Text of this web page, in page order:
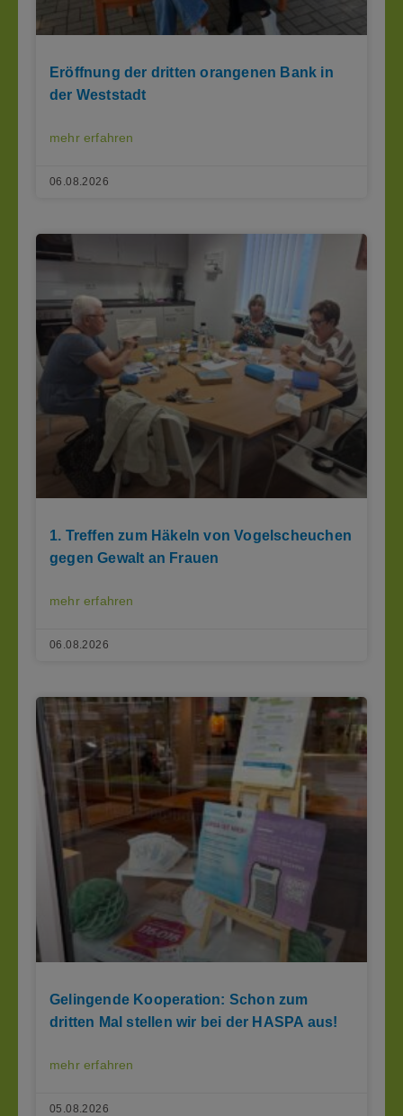
Eröffnung der dritten orangenen Bank in
der Weststadt
mehr erfahren
06.08.2026
1. Treffen zum Häkeln von Vogelscheuchen
gegen Gewalt an Frauen
mehr erfahren
06.08.2026
Gelingende Kooperation: Schon zum
dritten Mal stellen wir bei der HASPA aus!
mehr erfahren
05.08.2026